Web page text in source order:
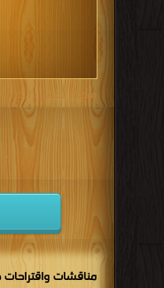
مكتبة تحميل الكتب
مناقشات